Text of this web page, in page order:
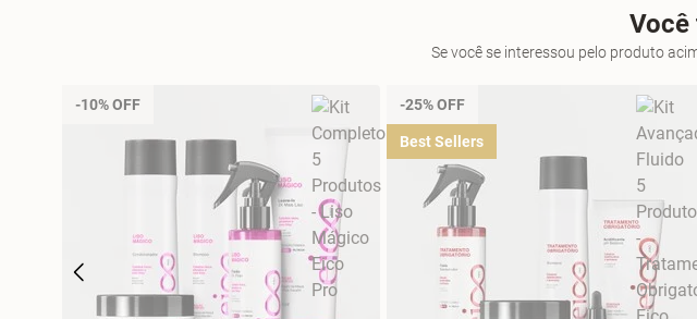
Você
Se você se interessou pelo produto
-10% OFF -25% OFF
Best Sellers